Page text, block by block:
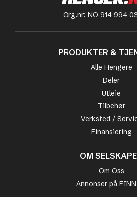
Org.nr: NO 914 994
PRODUKTER &
Alle Hengere
Deler
Utleie
Tilbehør
Verksted /
Finansiering
OM
Om Oss
Annonser på